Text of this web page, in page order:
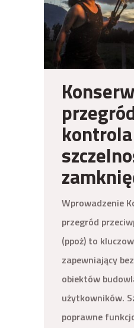
kontrola
Wprowadzenie
przegród
(ppoż) to
zapewniający
obiektów
użytkowników.
poprawne